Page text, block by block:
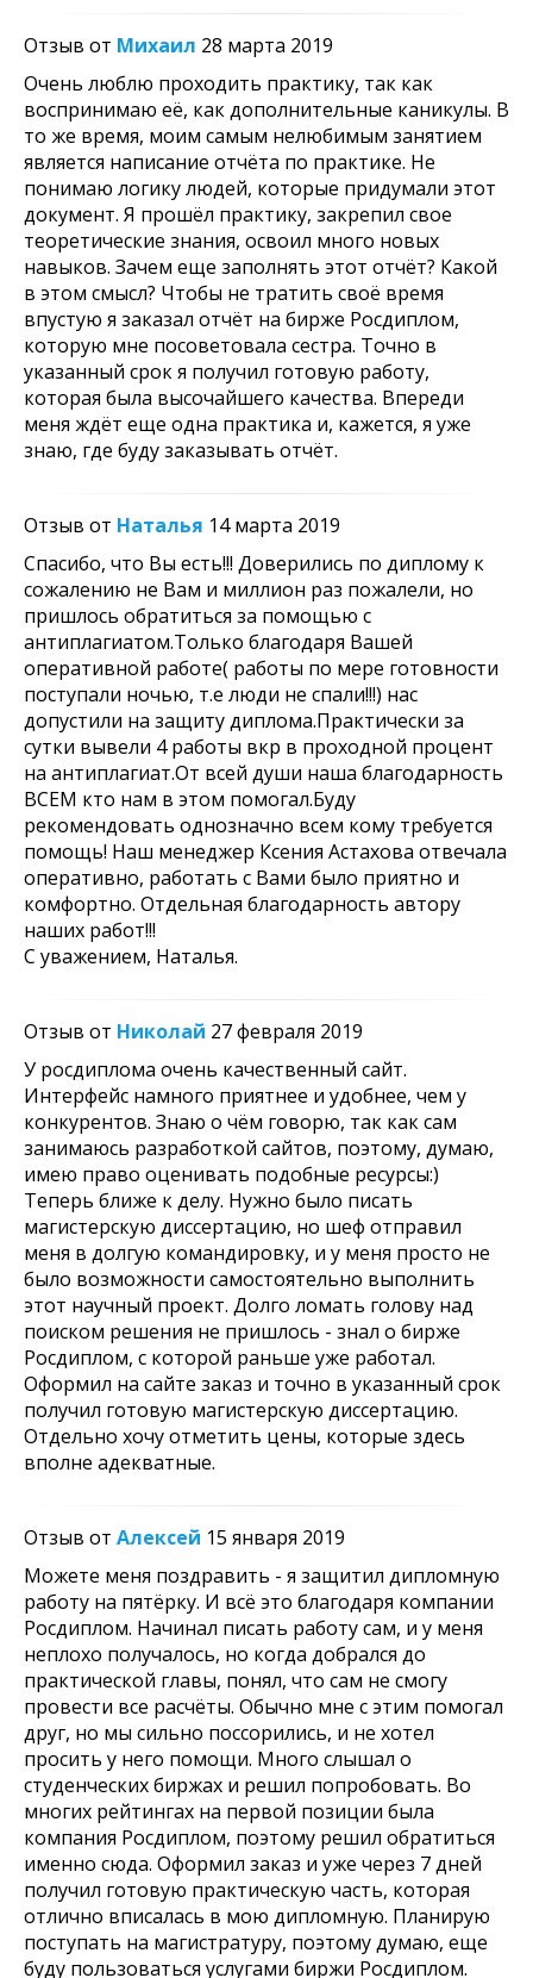
Отзыв от Михаил 28 марта 2019
Очень люблю проходить практику, так как
воспринимаю её, как дополнительные каникулы. В
то же время, моим самым нелюбимым занятием
является написание отчёта по практике. Не
понимаю логику людей, которые придумали этот
документ. Я прошёл практику, закрепил свое
теоретические знания, освоил много новых
навыков. Зачем еще заполнять этот отчёт? Какой
в этом смысл? Чтобы не тратить своё время
впустую я заказал отчёт на бирже Росдиплом,
которую мне посоветовала сестра. Точно в
указанный срок я получил готовую работу,
которая была высочайшего качества. Впереди
меня ждёт еще одна практика и, кажется, я уже
знаю, где буду заказывать отчёт.
Отзыв от Наталья 14 марта 2019
Спасибо, что Вы есть!!! Доверились по диплому к
сожалению не Вам и миллион раз пожалели, но
пришлось обратиться за помощью с
антиплагиатом.Только благодаря Вашей
оперативной работе( работы по мере готовности
поступали ночью, т.е люди не спали!!!) нас
допустили на защиту диплома.Практически за
сутки вывели 4 работы вкр в проходной процент
на антиплагиат.От всей души наша благодарность
ВСЕМ кто нам в этом помогал.Буду
рекомендовать однозначно всем кому требуется
помощь! Наш менеджер Ксения Астахова отвечала
оперативно, работать с Вами было приятно и
комфортно. Отдельная благодарность автору
наших работ!!!
С уважением, Наталья.
Отзыв от Николай 27 февраля 2019
У росдиплома очень качественный сайт.
Интерфейс намного приятнее и удобнее, чем у
конкурентов. Знаю о чём говорю, так как сам
занимаюсь разработкой сайтов, поэтому, думаю,
имею право оценивать подобные ресурсы:)
Теперь ближе к делу. Нужно было писать
магистерскую диссертацию, но шеф отправил
меня в долгую командировку, и у меня просто не
было возможности самостоятельно выполнить
этот научный проект. Долго ломать голову над
поиском решения не пришлось - знал о бирже
Росдиплом, с которой раньше уже работал.
Оформил на сайте заказ и точно в указанный срок
получил готовую магистерскую диссертацию.
Отдельно хочу отметить цены, которые здесь
вполне адекватные.
Отзыв от Алексей 15 января 2019
Можете меня поздравить - я защитил дипломную
работу на пятёрку. И всё это благодаря компании
Росдиплом. Начинал писать работу сам, и у меня
неплохо получалось, но когда добрался до
практической главы, понял, что сам не смогу
провести все расчёты. Обычно мне с этим помогал
друг, но мы сильно поссорились, и не хотел
просить у него помощи. Много слышал о
студенческих биржах и решил попробовать. Во
многих рейтингах на первой позиции была
компания Росдиплом, поэтому решил обратиться
именно сюда. Оформил заказ и уже через 7 дней
получил готовую практическую часть, которая
отлично вписалась в мою дипломную. Планирую
поступать на магистратуру, поэтому думаю, еще
буду пользоваться услугами биржи Росдиплом.